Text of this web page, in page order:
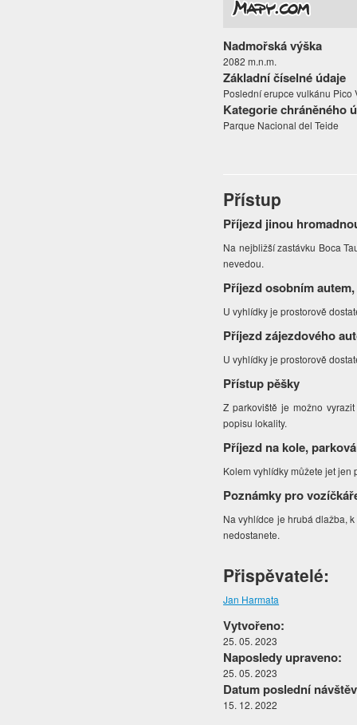
Nadmořská výška
2082 m.n.m.
Základní číselné údaje
Poslední erupce vulkánu Pico
Kategorie chráněného
Parque Nacional del Teide
Přístup
Příjezd jinou
Na nejbližší zastávku Boca
nevedou.
Příjezd osobním
U vyhlídky je prostorově
Příjezd zájezdového
U vyhlídky je prostorově
Přístup pěšky
Z parkoviště je možno
popisu lokality.
Příjezd na kole,
Kolem vyhlídky můžete jet jen
Poznámky pro
Na vyhlídce je hrubá dlažba,
nedostanete.
Přispěvatelé:
Jan Harmata
Vytvořeno:
25. 05. 2023
Naposledy upraveno:
25. 05. 2023
Datum poslední
15. 12. 2022